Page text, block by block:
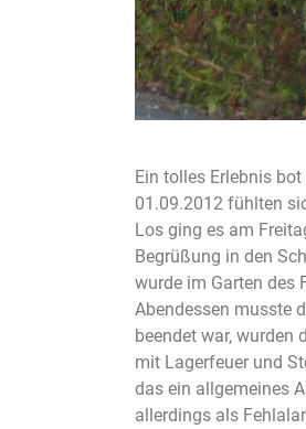
Ein tolles Erlebnis
01.09.2012 fühlten
Los ging es am
Begrüßung in den
wurde im Garten des
Abendessen musste
beendet war, wurden
mit Lagerfeuer und
das ein allgemeines
allerdings als